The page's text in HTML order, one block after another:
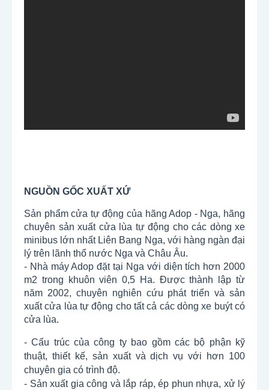
NGUỒN GỐC XUẤT XỨ
Sản phẩm cửa tự động của hãng Adop - Nga, hãng
chuyên sản xuất cửa lùa tự động cho các dòng xe
minibus lớn nhất Liên Bang Nga, với hàng ngàn đại
lý trên lãnh thổ nước Nga và Châu Âu.
- Nhà máy Adop đặt tại Nga với diện tích hơn 2000
m2 trong khuôn viên 0,5 Ha. Được thành lập từ
năm 2002, chuyên nghiên cứu phát triển và sản
xuất cửa lùa tự động cho tất cả các dòng xe buýt có
cửa lùa.
- Cấu trúc của công ty bao gồm các bộ phận kỹ
thuật, thiết kế, sản xuất và dịch vụ với hơn 100
chuyên gia có trình độ.
- Sản xuất gia công và lắp ráp, ép phun nhựa, xử lý